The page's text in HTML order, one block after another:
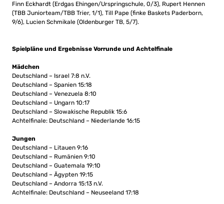
Finn Eckhardt (Erdgas Ehingen/Urspringschule, 0/3), Rupert Hennen
(TBB Juniorteam/TBB Trier, 1/1), Till Pape (finke Baskets Paderborn,
9/6), Lucien Schmikale (Oldenburger TB, 5/7).
Spielpläne und Ergebnisse Vorrunde und Achtelfinale
Mädchen
Deutschland – Israel 7:8 n.V.
Deutschland – Spanien 15:18
Deutschland – Venezuela 8:10
Deutschland – Ungarn 10:17
Deutschland – Slowakische Republik 15:6
Achtelfinale: Deutschland – Niederlande 16:15
Jungen
Deutschland – Litauen 9:16
Deutschland – Rumänien 9:10
Deutschland – Guatemala 19:10
Deutschland – Ägypten 19:15
Deutschland – Andorra 15:13 n.V.
Achtelfinale: Deutschland – Neuseeland 17:18